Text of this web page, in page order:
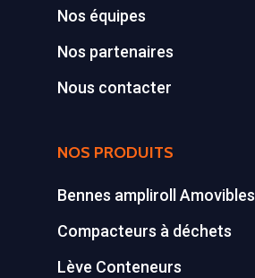
Nos équipes
Nos partenaires
Nous contacter
NOS PRODUITS
Bennes ampliroll Amovibles
Compacteurs à déchets
Lève Conteneurs